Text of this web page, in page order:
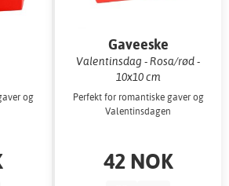
og
Gaveeske
Valentinsdag - Rosa/rød -
10x10 cm
Perfekt for romantiske gaver og
Valentinsdagen
42 NOK